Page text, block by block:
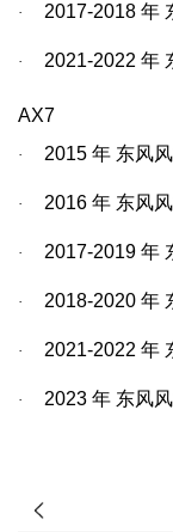
· 2017-2018 年
· 2021-2022 年
AX7
· 2015 年 东风
· 2016 年 东风
· 2017-2019 年
· 2018-2020 年
· 2021-2022 年
· 2023 年 东风